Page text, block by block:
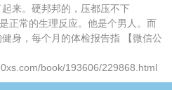
来。硬邦邦的，压都压不下
正常的生理反应。他是个男人。而
身，每个月的体检报告指 【微信公
book/193606/229868.html